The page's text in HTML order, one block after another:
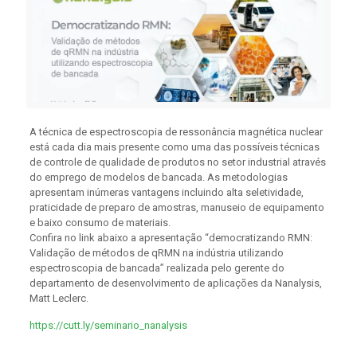
A técnica de espectroscopia de ressonância magnética nuclear
está cada dia mais presente como uma das possíveis técnicas
de controle de qualidade de produtos no setor industrial através
do emprego de modelos de bancada. As metodologias
apresentam inúmeras vantagens incluindo alta seletividade,
praticidade de preparo de amostras, manuseio de equipamento
e baixo consumo de materiais.
Confira no link abaixo a apresentação “democratizando RMN:
Validação de métodos de qRMN na indústria utilizando
espectroscopia de bancada” realizada pelo gerente do
departamento de desenvolvimento de aplicações da Nanalysis,
Matt Leclerc.
https://cutt.ly/seminario_nanalysis